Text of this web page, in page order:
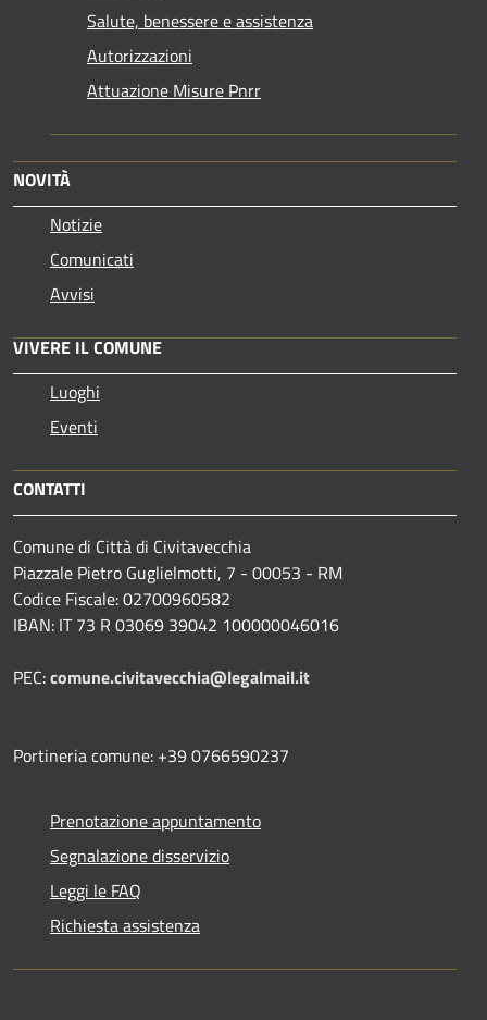
Salute, benessere e assistenza
Autorizzazioni
Attuazione Misure Pnrr
NOVITÀ
Notizie
Comunicati
Avvisi
VIVERE IL COMUNE
Luoghi
Eventi
CONTATTI
Comune di Città di Civitavecchia
Piazzale Pietro Guglielmotti, 7 - 00053 - RM
Codice Fiscale: 02700960582
IBAN: IT 73 R 03069 39042 100000046016
PEC:comune.civitavecchia@legalmail.it
Portineria comune: +39 0766590237
Prenotazione appuntamento
Segnalazione disservizio
Leggi le FAQ
Richiesta assistenza